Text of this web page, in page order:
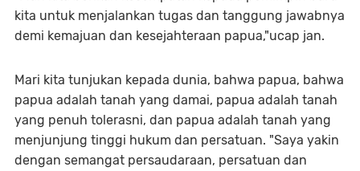
kita untuk menjalankan tugas dan tanggung jawabnya
demi kemajuan dan kesejahteraan papua,"ucap jan.
Mari kita tunjukan kepada dunia, bahwa papua, bahwa
papua adalah tanah yang damai, papua adalah tanah
yang penuh tolerasni, dan papua adalah tanah yang
menjunjung tinggi hukum dan persatuan. "Saya yakin
dengan semangat persaudaraan, persatuan dan